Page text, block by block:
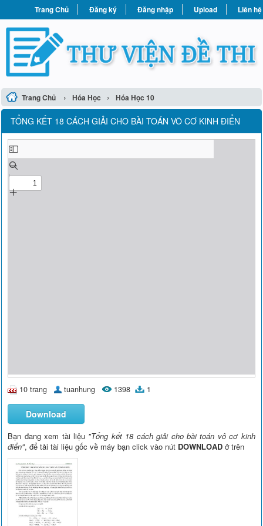
Trang Chủ Đăng ký Đăng nhập Upload Liên hệ
Trang Chủ › Hóa Học › Hóa Học 10
TỔNG KẾT 18 CÁCH GIẢI CHO BÀI TOÁN VÔ CƠ KINH ĐIỂN
10 trang tuanhung 1398 1
Download
Bạn đang xem tài liệu "Tổng kết 18 cách giải cho bài toán vô cơ kinh
điển", để tải tài liệu gốc về máy bạn click vào nút DOWNLOAD ở trên